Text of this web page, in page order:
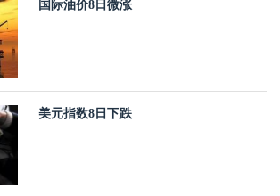
国际油价8日微涨
美元指数8日下跌